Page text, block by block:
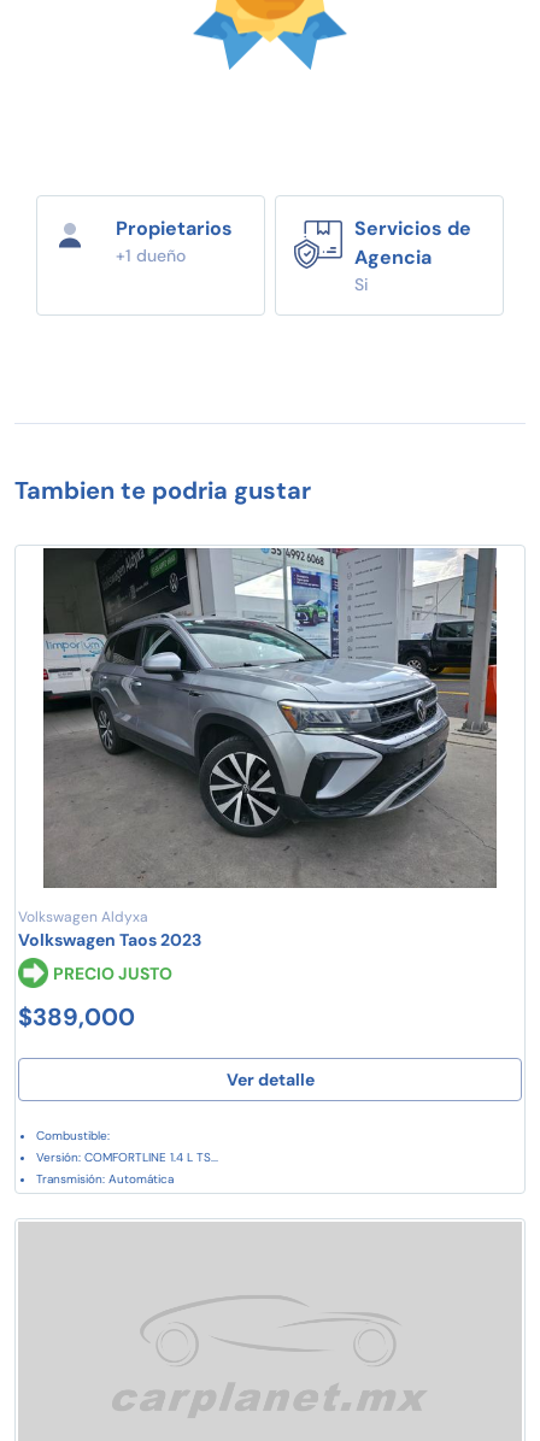
Propietarios
+1 dueño
Servicios de
Agencia
Si
Tambien te podria gustar
Volkswagen Aldyxa
Volkswagen Taos 2023
PRECIO JUSTO
$389,000
Ver detalle
Combustible:
Versión: COMFORTLINE 1.4 L TS...
Transmisión: Automática